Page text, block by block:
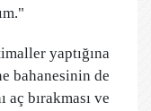
yaptığına
bahanesinin de
aç bırakması ve